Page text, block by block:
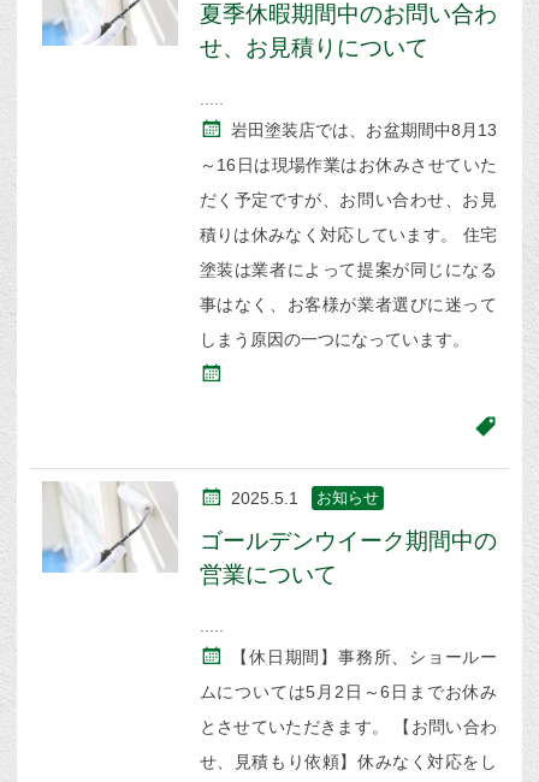
夏季休暇期間中のお問い合わ
せ、お見積りについて
岩田塗装店では、お盆期間中8月13
～16日は現場作業はお休みさせていた
だく予定ですが、お問い合わせ、お見
積りは休みなく対応しています。 住宅
塗装は業者によって提案が同じになる
事はなく、お客様が業者選びに迷って
しまう原因の一つになっています。
2025.5.1 お知らせ
ゴールデンウイーク期間中の
営業について
【休日期間】事務所、ショールー
ムについては5月2日～6日までお休み
とさせていただきます。 【お問い合わ
せ、見積もり依頼】休みなく対応をし